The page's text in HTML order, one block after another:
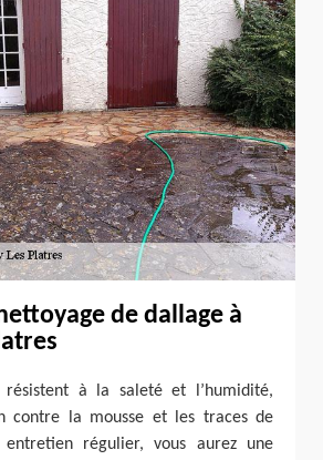
de dallage à
résistent à la saleté et l’humidité,
contre la mousse et les traces de
régulier, vous aurez une